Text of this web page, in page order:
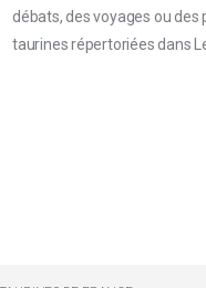
débats, des voyages ou
taurines répertoriées dans